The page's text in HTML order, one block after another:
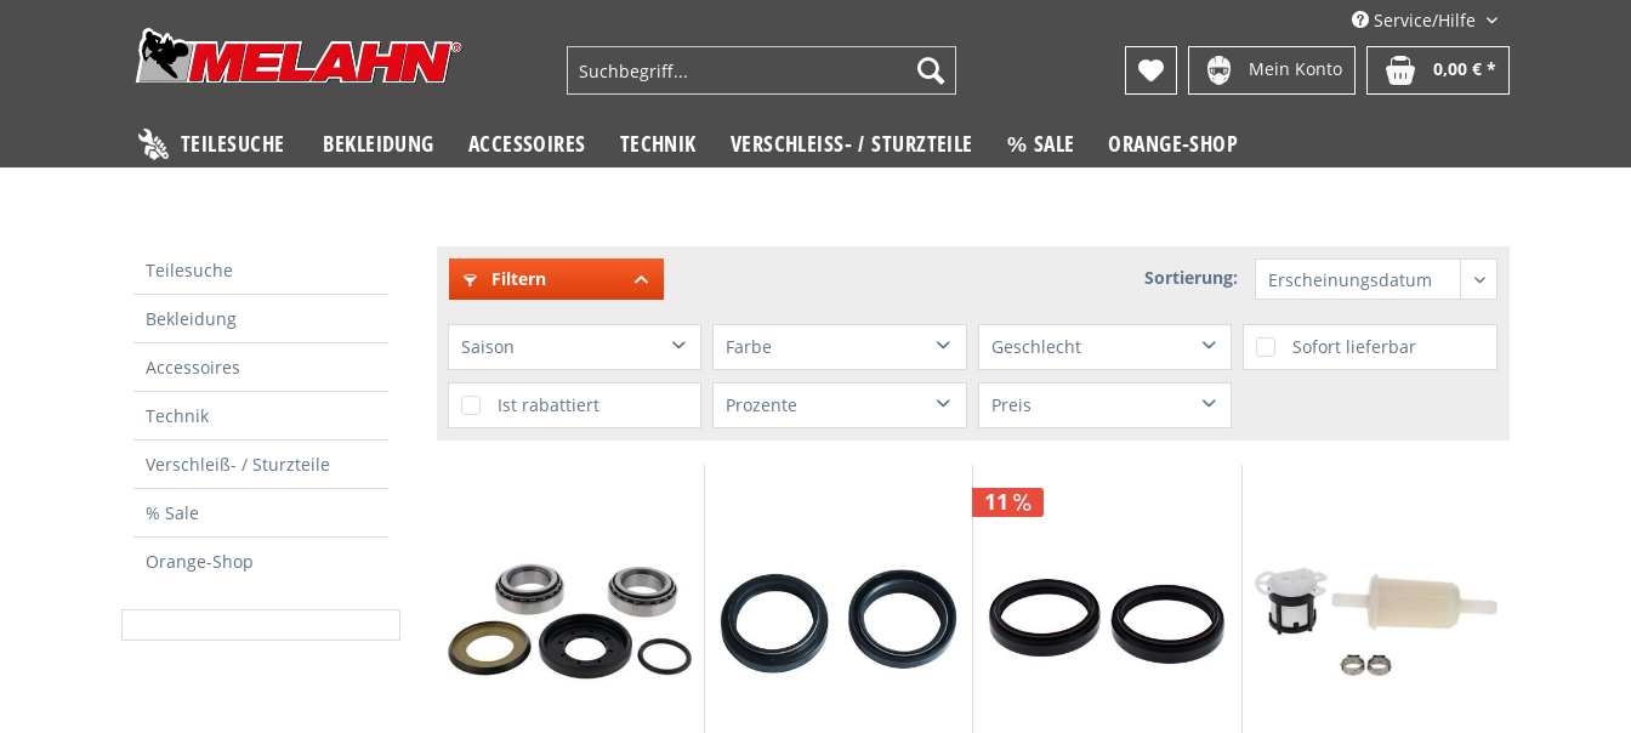
Service/Hilfe
Mein Konto 0,00 € *
TEILESUCHE BEKLEIDUNG ACCESSOIRES TECHNIK VERSCHLEISS- / STURZTEILE % SALE ORANGE-SHOP
Teilesuche
Bekleidung
Accessoires
Technik
Verschleiß- / Sturzteile
% Sale
Orange-Shop
Filtern Sortierung:
Saison
Accessoires
Technik
Farbe
keine
ohne
Geschlecht
ohne
Sofort lieferbar
Ist rabattiert Prozente Preis
von
11